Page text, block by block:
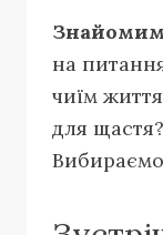
на
чиїм
для